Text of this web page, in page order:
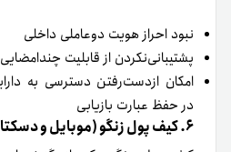
نبود احراز هویت دوعاملی داخلی
پشتیبانی‌نکردن از قابلیت چندامضایی
امکان از‌دست‌رفتن دسترسی به
در حفظ عبارت بازیابی
۶. کیف پول زنگو (موبایل و دسکتاپ)